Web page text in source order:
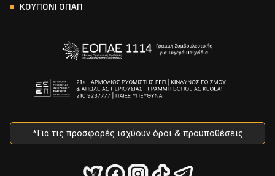
ΚΟΥΠΟΝΙ ΟΠΑΠ
*Για τις προσφορές ισχύουν όροι & προυποθέσεις